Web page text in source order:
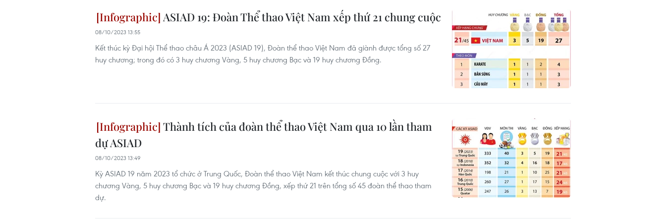
ASIAD 19: Đoàn Thể thao Việt Nam xếp thứ 21 chung cuộc
08/10/2023 13:55
Kết thúc kỳ Đại hội Thể thao châu Á 2023 (ASIAD 19), Đoàn thể thao Việt Nam đã giành được tổng số 27
huy chương; trong đó có 3 huy chương Vàng, 5 huy chương Bạc và 19 huy chương Đồng.
Thành tích của đoàn thể thao Việt Nam qua 10 lần tham
dự ASIAD
08/10/2023 13:49
Kỳ ASIAD 19 năm 2023 tổ chức ở Trung Quốc, Đoàn thể thao Việt Nam kết thúc chung cuộc với 3 huy
chương Vàng, 5 huy chương Bạc và 19 huy chương Đồng, xếp thứ 21 trên tổng số 45 đoàn thể thao tham
dự.